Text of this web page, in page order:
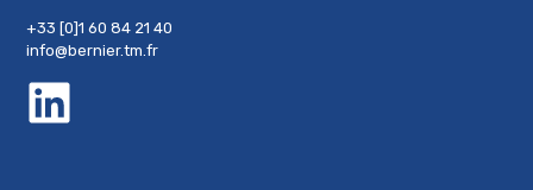
+33 [0]1 60 84 21 40
info@bernier.tm.fr